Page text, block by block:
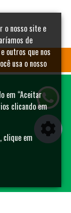
o nosso site e
de
outros que nos
usa o nosso
em “Aceitar
clicando em
clique em